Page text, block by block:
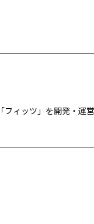
ィッツ」を開発・運